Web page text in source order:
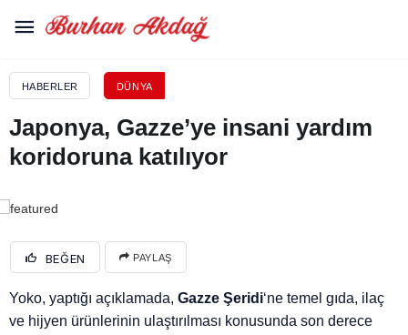
HABERLER DÜNYA
Japonya, Gazze’ye insani yardım
koridoruna katılıyor
BEĞEN PAYLAŞ
Yoko, yaptığı açıklamada,Gazze Şeridi‘ne temel gıda, ilaç
ve hijyen ürünlerinin ulaştırılması konusunda son derece